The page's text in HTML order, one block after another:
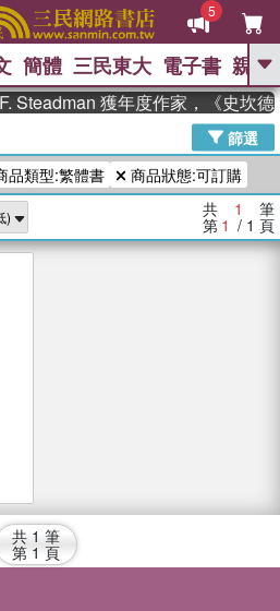
5
GO
The Odyssey 、
父親節 、 如果歷史是一群喵 、 暑期
推薦 、 國際布克獎 臺灣漫遊錄 、
念華 、 台灣的李登輝時代 、 數學女
孩：黎曼猜想
偉大的迷走神經
簡體 三民東大 電子書 親子
Steadman 獲年度作家，《史坎德
篩選
品類型:繁體書 商品狀態:可訂購
共 1 筆
第 1 / 1 頁
共 1 筆
第 1 頁